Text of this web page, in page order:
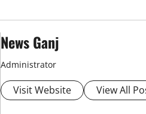
News Ganj
Administrator
Visit Website View All